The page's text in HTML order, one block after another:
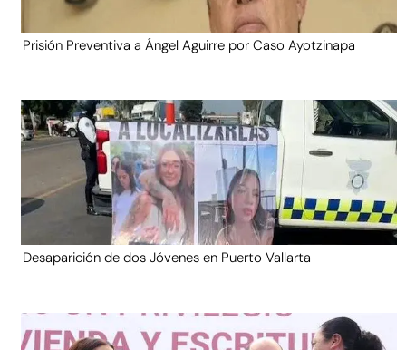
Prisión Preventiva a Ángel Aguirre por Caso Ayotzinapa
Desaparición de dos Jóvenes en Puerto Vallarta